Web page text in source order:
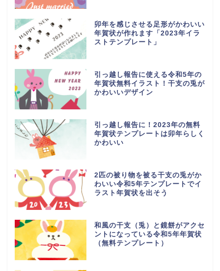
卯年を感じさせる足形がかわいい
年賀状が作れます「2023年イラ
ストテンプレート」
引っ越し報告に使える令和5年の
年賀状無料イラスト！干支の兎が
かわいいデザイン
引っ越し報告に！2023年の無料
年賀状テンプレートは卯年らしく
かわいい
2匹の被り物を被る干支の兎がか
わいい令和5年テンプレートでイ
ラスト年賀状を出そう
和風の干支（兎）と鏡餅がアクセ
ントになっている令和5年年賀状
（無料テンプレート）